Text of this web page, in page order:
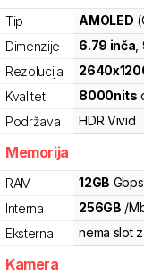
Tip AMOLED
Dimenzije
6.79 inča
Rezolucija
2640x
Kvalitet
8000nits
Podržava
HDR Vivid
Memorija
RAM 12GB Gbps
Interna
256GB /
Eksterna
nema slot
Kamera